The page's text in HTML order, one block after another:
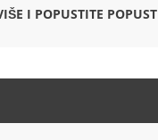
I POPUSTITE POPUST